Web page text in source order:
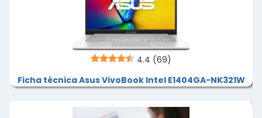
4.4 (69)
Ficha técnica Asus VivoBook Intel E1404GA-NK321W